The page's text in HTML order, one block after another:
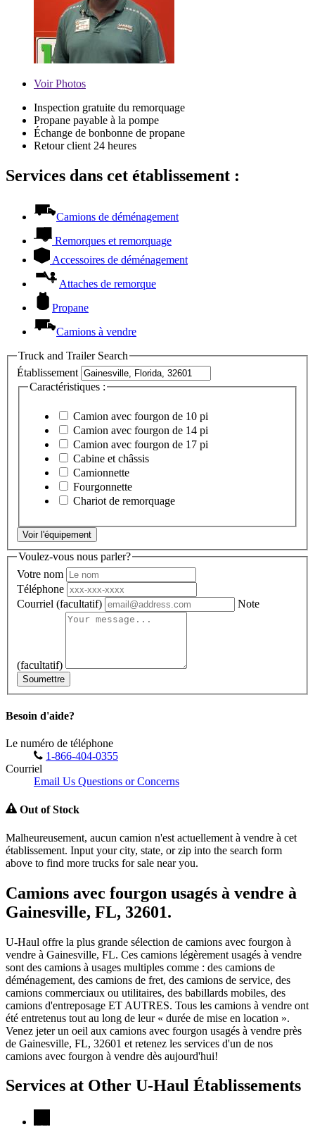
VoirPhotos
Inspection gratuite du remorquage
Propane payable à la pompe
Échange de bonbonne de propane
Retour client 24 heures
Services dans cet établissement :
Camions de déménagement
Remorques et remorquage
Accessoires de déménagement
Attaches de remorque
Propane
Camions à vendre
Truck and Trailer Search
Établissement
Caractéristiques :
Camion avec fourgon de 10 pi
Camion avec fourgon de 14 pi
Camion avec fourgon de 17 pi
Cabine et châssis
Camionnette
Fourgonnette
Chariot de remorquage
Voir l'équipement
Voulez-vous nous parler?
Votre nom
Téléphone
Courriel (facultatif) Note
(facultatif)
Soumettre
Besoin d'aide?
Le numéro de téléphone
1-866-404-0355
Courriel
Email Us Questions or Concerns
Out of Stock
Malheureusement, aucun camion n'est actuellement à vendre à cet
établissement. Input your city, state, or zip into the search form
above to find more trucks for sale near you.
Camions avec fourgon usagés à vendre à
Gainesville, FL, 32601.
U-Haul offre la plus grande sélection de camions avec fourgon à
vendre à Gainesville, FL. Ces camions légèrement usagés à vendre
sont des camions à usages multiples comme : des camions de
déménagement, des camions de fret, des camions de service, des
camions commerciaux ou utilitaires, des babillards mobiles, des
camions d'entreposage ET AUTRES. Tous les camions à vendre ont
été entretenus tout au long de leur « durée de mise en location ».
Venez jeter un oeil aux camions avec fourgon usagés à vendre près
de Gainesville, FL, 32601 et retenez les services d'un de nos
camions avec fourgon à vendre dès aujourd'hui!
Services at Other U-Haul Établissements